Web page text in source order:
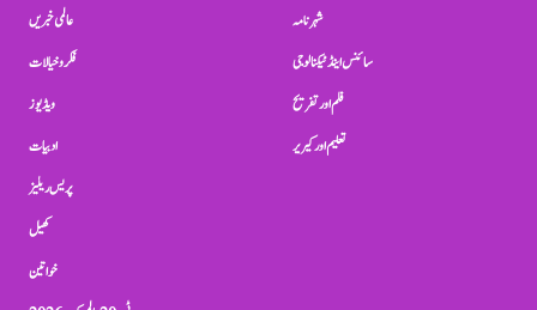
عالمی خبریں
فکر و خیالات
ویڈیوز
ادبیات
پریس ریلیز
کھیل
خواتین
شہرنامہ
سائنس اینڈ ٹیکنالوجی
فلم اور تفریح
تعلیم اور کیریر